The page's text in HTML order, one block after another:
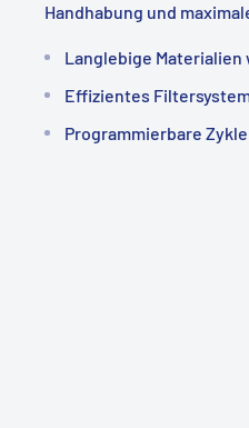
Handhabung und
Langlebige
Effizientes
Programmierbare